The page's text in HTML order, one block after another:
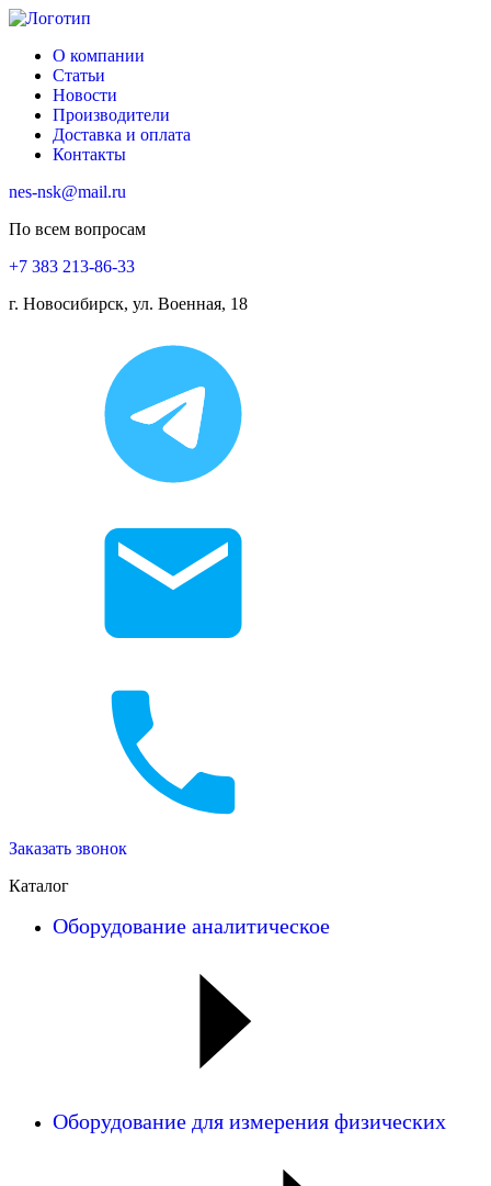
О компании
Статьи
Новости
Производители
Доставка и оплата
Контакты
nes-nsk@mail.ru
По всем вопросам
+7 383 213-86-33
г. Новосибирск, ул. Военная, 18
Заказать звонок
Каталог
Оборудование аналитическое
Оборудование для измерения физических